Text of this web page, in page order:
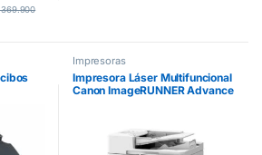
Impresoras
Impresora Láser Multifuncional
Canon ImageRUNNER Advance